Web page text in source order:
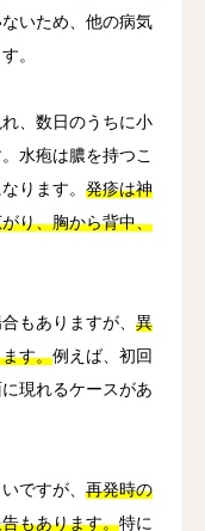
いため、他の病気
。
、数日のうちに小
水疱は膿を持つこ
ります。 発疹は神
り、胸から背中、
もありますが、 異
す。例えば、初回
現れるケースがあ
ですが、 再発時の
もあります。特に